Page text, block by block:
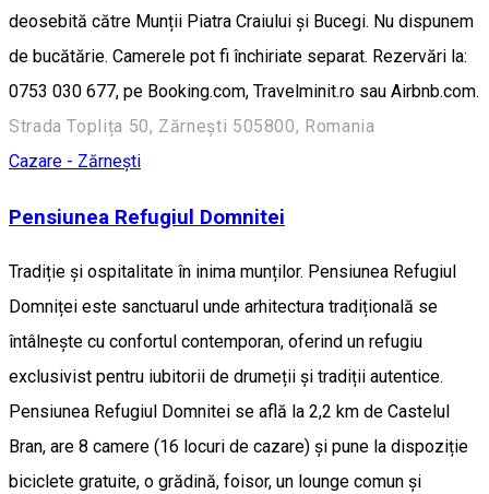
deosebită către Munții Piatra Craiului și Bucegi. Nu dispunem
de bucătărie. Camerele pot fi închiriate separat. Rezervări la:
0753 030 677, pe Booking.com, Travelminit.ro sau Airbnb.com.
Strada Toplița 50, Zărnești 505800, Romania
Cazare - Zărnești
Pensiunea Refugiul Domnitei
Tradiție și ospitalitate în inima munților. Pensiunea Refugiul
Domniței este sanctuarul unde arhitectura tradițională se
întâlnește cu confortul contemporan, oferind un refugiu
exclusivist pentru iubitorii de drumeții și tradiții autentice.
Pensiunea Refugiul Domnitei se află la 2,2 km de Castelul
Bran, are 8 camere (16 locuri de cazare) și pune la dispoziție
biciclete gratuite, o grădină, foisor, un lounge comun și